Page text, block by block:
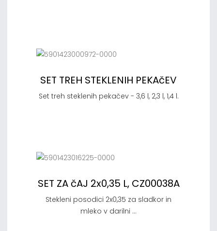
SET TREH STEKLENIH PEKAčEV
Set treh steklenih pekačev - 3,6 l, 2,3 l, 1,4 l.
SET ZA čAJ 2x0,35 L, CZ00038A
Stekleni posodici 2x0,35 za sladkor in
mleko v darilni ...